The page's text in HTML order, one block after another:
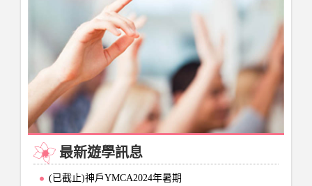
最新遊學訊息
(已截止)神戶YMCA2024年暑期